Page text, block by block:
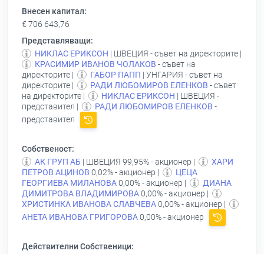
Внесен капитал:
€ 706 643,76
Представляващи:
НИКЛАС ЕРИКСОН | ШВЕЦИЯ - съвет на директорите |
КРАСИМИР ИВАНОВ ЧОЛАКОВ - съвет на
директорите |
ГАБОР ПАПП | УНГАРИЯ - съвет на
директорите |
РАДИ ЛЮБОМИРОВ ЕЛЕНКОВ - съвет
на директорите |
НИКЛАС ЕРИКСОН | ШВЕЦИЯ -
представител |
РАДИ ЛЮБОМИРОВ ЕЛЕНКОВ -
представител
Собственост:
АК ГРУП АБ | ШВЕЦИЯ 99,95% - акционер |
ХАРИ
ПЕТРОВ АЦИНОВ 0,02% - акционер |
ЦЕЦА
ГЕОРГИЕВА МИЛАНОВА0,00% - акционер |
ДИАНА
ДИМИТРОВА ВЛАДИМИРОВА0,00% - акционер |
ХРИСТИНКА ИВАНОВА СЛАВЧЕВА0,00% - акционер |
АНЕТА ИВАНОВА ГРИГОРОВА0,00% - акционер
Действителни Собственици: